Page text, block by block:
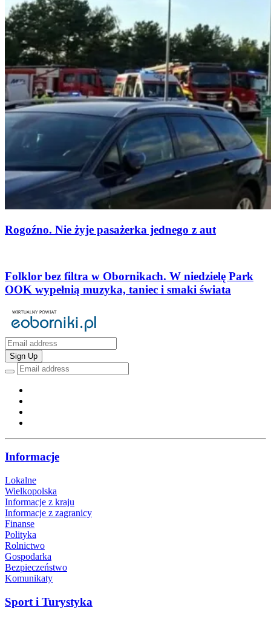
Rogoźno. Nie żyje pasażerka jednego z aut
Folklor bez filtra w Obornikach. W niedzielę Park
OOK wypełnią muzyka, taniec i smaki świata
Sign Up
Informacje
Lokalne
Wielkopolska
Informacje z kraju
Informacje z zagranicy
Finanse
Polityka
Rolnictwo
Gospodarka
Bezpieczeństwo
Komunikaty
Sport i Turystyka